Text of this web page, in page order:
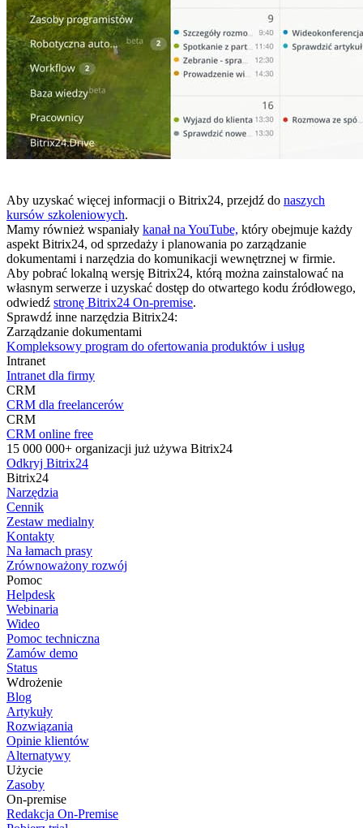
Aby uzyskać więcej informacji o Bitrix24, przejdź do naszych
kursów szkoleniowych.
Mamy również wspaniały kanał na YouTube, który obejmuje każdy
aspekt Bitrix24, od sprzedaży i planowania po zarządzanie
dokumentami i narzędzia do komunikacji wewnętrznej w firmie.
Aby pobrać lokalną wersję Bitrix24, którą można zainstalować na
własnym serwerze i uzyskać dostęp do otwartego kodu źródłowego,
odwiedź stronę Bitrix24 On-premise.
Sprawdź inne narzędzia Bitrix24:
Zarządzanie dokumentami
Kompleksowy program do ofertowania produktów i usług
Intranet
Intranet dla firmy
CRM
CRM dla freelancerów
CRM
CRM online free
15 000 000+ organizacji już używa Bitrix24
Odkryj Bitrix24
Bitrix24
Narzędzia
Cennik
Zestaw medialny
Kontakty
Na łamach prasy
Zrównoważony rozwój
Pomoc
Helpdesk
Webinaria
Wideo
Pomoc techniczna
Zamów demo
Status
Wdrożenie
Blog
Artykuły
Rozwiązania
Opinie klientów
Alternatywy
Użycie
Zasoby
On-premise
Redakcja On-Premise